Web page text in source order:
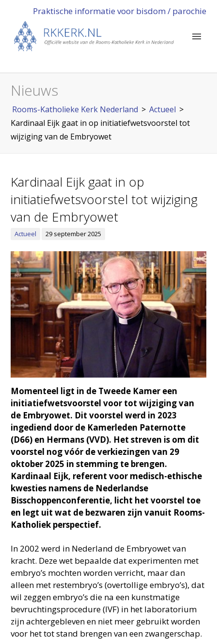
Praktische informatie voor bisdom / parochie
Nieuws
Rooms-Katholieke Kerk Nederland > Actueel >
Kardinaal Eijk gaat in op initiatiefwetsvoorstel tot
wijziging van de Embryowet
Kardinaal Eijk gaat in op
initiatiefwetsvoorstel tot wijziging
van de Embryowet
Actueel 29 september 2025
Momenteel ligt in de Tweede Kamer een
initiatiefwetsvoorstel voor tot wijziging van
de Embryowet. Dit voorstel werd in 2023
ingediend door de Kamerleden Paternotte
(D66) en Hermans (VVD). Het streven is om dit
voorstel nog vóór de verkiezingen van 29
oktober 2025 in stemming te brengen.
Kardinaal Eijk, referent voor medisch-ethische
kwesties namens de Nederlandse
Bisschoppenconferentie, licht het voorstel toe
en legt uit wat de bezwaren zijn vanuit Rooms-
Katholiek perspectief.
In 2002 werd in Nederland de Embryowet van
kracht. Deze wet bepaalde dat experimenten met
embryo’s mochten worden verricht, maar dan
alleen met restembryo’s (overtollige embryo’s), dat
wil zeggen embryo’s die na een kunstmatige
bevruchtingsprocedure (IVF) in het laboratorium
zijn achtergebleven en niet meer gebruikt worden
voor het tot stand brengen van een zwangerschap.